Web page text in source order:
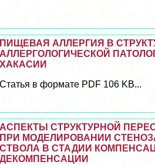
ПИЩЕВАЯ АЛЛЕРГИЯ В
АЛЛЕРГОЛОГИЧЕСКОЙ
ХАКАСИИ
Статья в формате PDF 106 KB...
АСПЕКТЫ СТРУКТУРНОЙ
ПРИ МОДЕЛИРОВАНИИ
СТВОЛА В СТАДИИ
ДЕКОМПЕНСАЦИИ